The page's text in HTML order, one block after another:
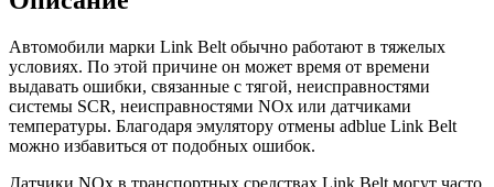
Автомобили марки Link Belt обычно работают в тяжелых
условиях. По этой причине он может время от времени
выдавать ошибки, связанные с тягой, неисправностями
системы SCR, неисправностями NOx или датчиками
температуры. Благодаря эмулятору отмены adblue Link Belt
можно избавиться от подобных ошибок.